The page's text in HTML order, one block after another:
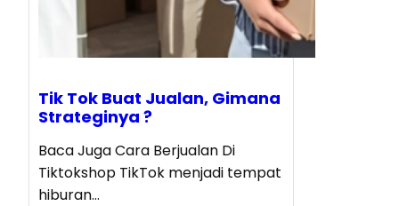
Tik Tok Buat Jualan, Gimana
Strateginya ?
Baca Juga Cara Berjualan Di
Tiktokshop TikTok menjadi tempat
hiburan…